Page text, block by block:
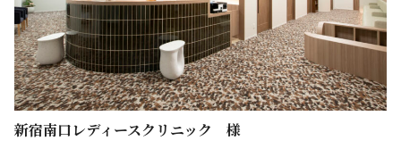
新宿南口レディースクリニック 様